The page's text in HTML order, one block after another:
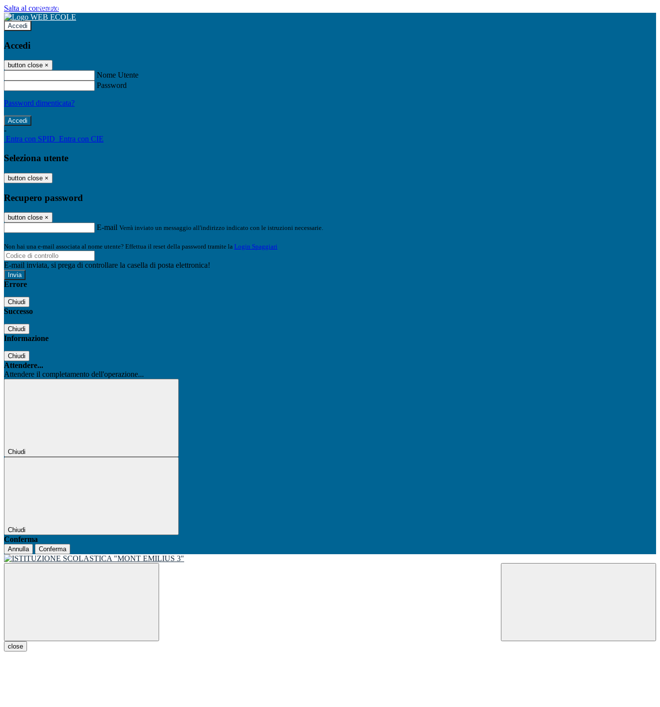
Salta al contenuto
WEB ECOLE
Accedi
Accedi
button close ×
Nome Utente
Password
Password dimenticata?
-
Entra con SPID Entra con CIE
Seleziona utente
button close ×
Recupero password
button close ×
E-mail Verrà inviato un messaggio all'indirizzo indicato con le istruzioni necessarie.
Non hai una e-mail associata al nome utente? Effettua il reset della password tramite la Login Spaggiari
E-mail inviata, si prega di controllare la casella di posta elettronica!
Errore
Chiudi
Successo
Chiudi
Informazione
Chiudi
Attendere...
Attendere il completamento dell'operazione...
Chiudi
Chiudi
Conferma
Annulla Conferma
close